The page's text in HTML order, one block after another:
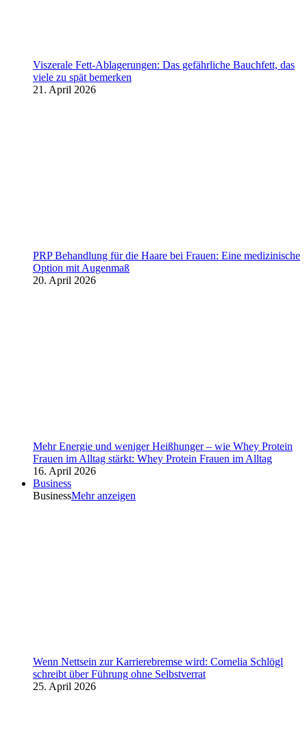
Viszerale Fett-Ablagerungen: Das gefährliche Bauchfett, das
viele zu spät bemerken
21. April 2026
PRP Behandlung für die Haare bei Frauen: Eine medizinische
Option mit Augenmaß
20. April 2026
Mehr Energie und weniger Heißhunger – wie Whey Protein
Frauen im Alltag stärkt: Whey Protein Frauen im Alltag
16. April 2026
Business
BusinessMehr anzeigen
Wenn Nettsein zur Karrierebremse wird: Cornelia Schlögl
schreibt über Führung ohne Selbstverrat
25. April 2026